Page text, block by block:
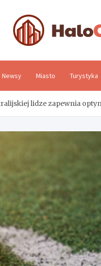
Newsy Miasto Turystyka
lidze zapewnia